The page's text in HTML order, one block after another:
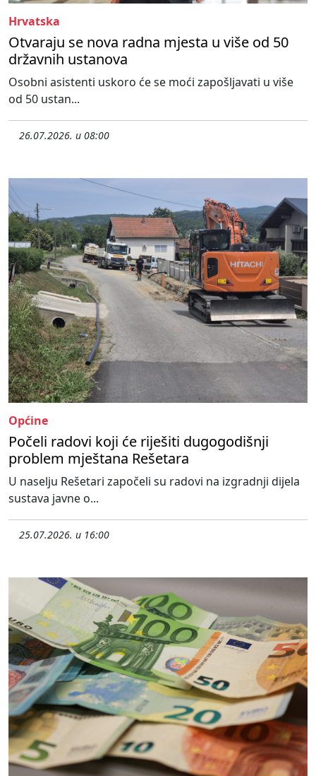
Hrvatska
Otvaraju se nova radna mjesta u više od 50
državnih ustanova
Osobni asistenti uskoro će se moći zapošljavati u više
od 50 ustan...
26.07.2026. u 08:00
Općine
Počeli radovi koji će riješiti dugogodišnji
problem mještana Rešetara
U naselju Rešetari započeli su radovi na izgradnji dijela
sustava javne o...
25.07.2026. u 16:00